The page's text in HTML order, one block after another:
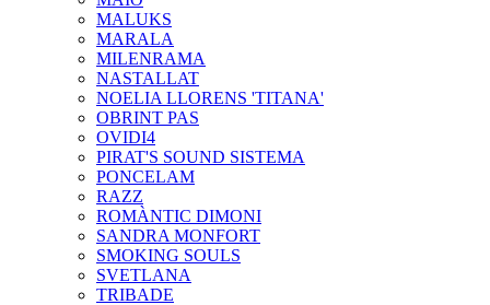
MALUKS
MARALA
MILENRAMA
NASTALLAT
NOELIA LLORENS 'TITANA'
OBRINT PAS
OVIDI4
PIRAT'S SOUND SISTEMA
PONCELAM
RAZZ
ROMÀNTIC DIMONI
SANDRA MONFORT
SMOKING SOULS
SVETLANA
TRIBADE